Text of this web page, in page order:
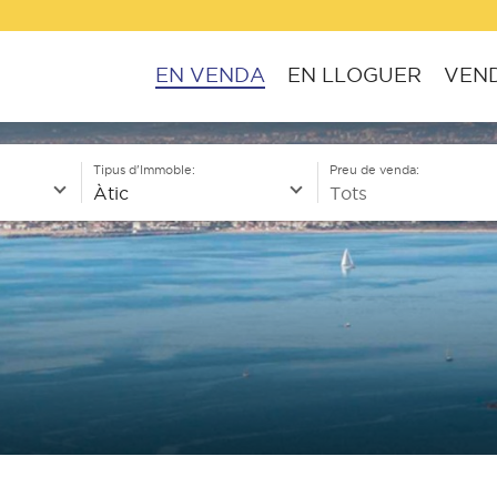
EN VENDA EN LLOGUER
Tipus d'Immoble: Preu de venda: